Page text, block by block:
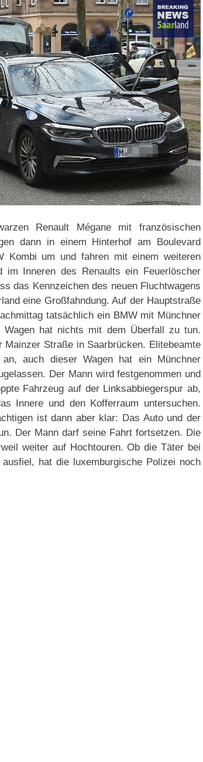
Renault Mégane mit französischen
dann in einem Hinterhof am Boulevard
Kombi um und fahren mit einem weiteren
Inneren des Renaults ein Feuerlöscher
das Kennzeichen des neuen Fluchtwagens
eine Großfahndung. Auf der Hauptstraße
tatsächlich ein BMW mit Münchner
Wagen hat nichts mit dem Überfall zu tun.
Straße in Saarbrücken. Elitebeamte
auch dieser Wagen hat ein Münchner
Der Mann wird festgenommen und
Fahrzeug auf der Linksabbiegerspur ab,
Innere und den Kofferraum untersuchen.
ist dann aber klar: Das Auto und der
Der Mann darf seine Fahrt fortsetzen. Die
weiter auf Hochtouren. Ob die Täter bei
hat die luxemburgische Polizei noch